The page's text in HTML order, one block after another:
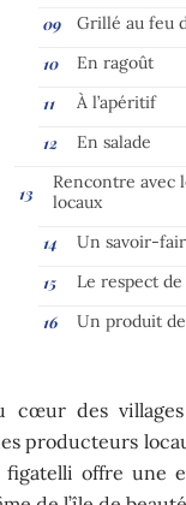
Grillé au feu
En ragoût
À l’apéritif
En salade
Rencontre avec
locaux
Un savoir-
Le respect
Un produit
cœur des
producteurs
offre une